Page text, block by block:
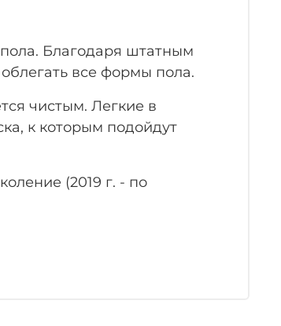
Благодаря штатным
все формы пола.
чистым. Легкие в
к которым подойдут
(2019 г. - по